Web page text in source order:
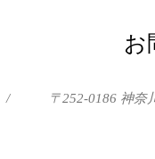
お
/ 〒252-0186 神奈